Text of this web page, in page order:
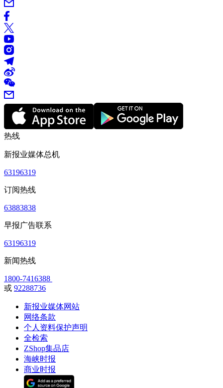
热线
新报业媒体总机
63196319
订阅热线
63883838
早报广告联系
63196319
新闻热线
1800-7416388
或 92288736
新报业媒体网站
网络条款
个人资料保护声明
全检索
ZShop集品店
海峡时报
商业时报